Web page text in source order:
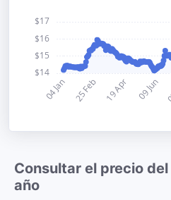
Consultar el precio
año